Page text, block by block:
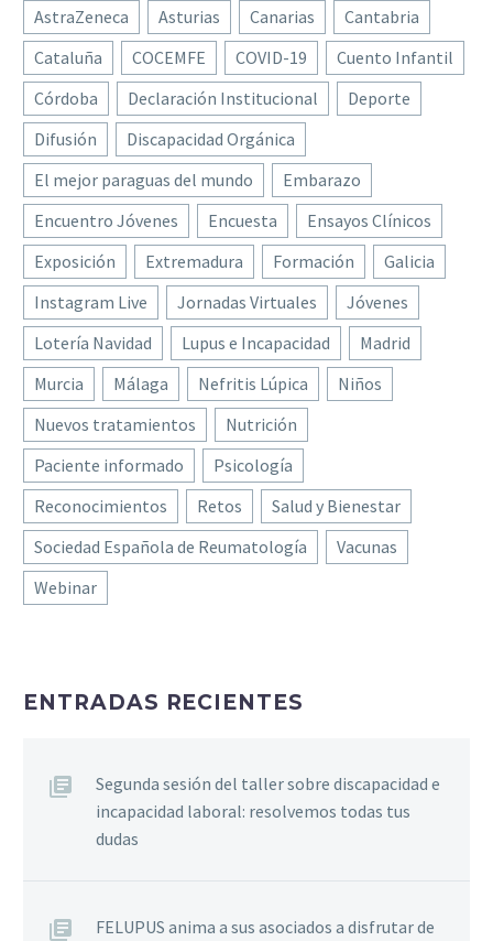
AstraZeneca
Asturias Canarias
Cantabria
Cataluña
COCEMFE COVID-19
Cuento Infantil
Córdoba
Declaración Institucional
Deporte
Difusión
Discapacidad Orgánica
El mejor paraguas del mundo
Embarazo
Encuentro Jóvenes
Encuesta
Ensayos Clínicos
Exposición
Extremadura Formación
Galicia
Instagram Live
Jornadas Virtuales
Jóvenes
Lotería Navidad
Lupus e Incapacidad
Madrid
Murcia
Málaga Nefritis Lúpica
Niños
Nuevos tratamientos
Nutrición
Paciente informado
Psicología
Reconocimientos
Retos
Salud y Bienestar
Sociedad Española de Reumatología
Vacunas
Webinar
ENTRADAS RECIENTES
Segunda sesión del taller sobre discapacidad e
incapacidad laboral: resolvemos todas tus
dudas
FELUPUS anima a sus asociados a disfrutar de